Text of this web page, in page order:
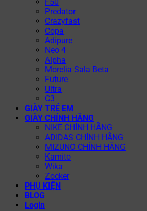
Predator
Crazyfast
Copa
Adipure
Neo 4
Alpha
Morelia Sala Beta
Future
Ultra
C3
GIÀY TRẺ EM
GIÀY CHÍNH HÃNG
NIKE CHÍNH HÃNG
ADIDAS CHÍNH HÃNG
MIZUNO CHÍNH HÃNG
Kamito
Wika
Zocker
PHỤ KIỆN
BLOG
Login